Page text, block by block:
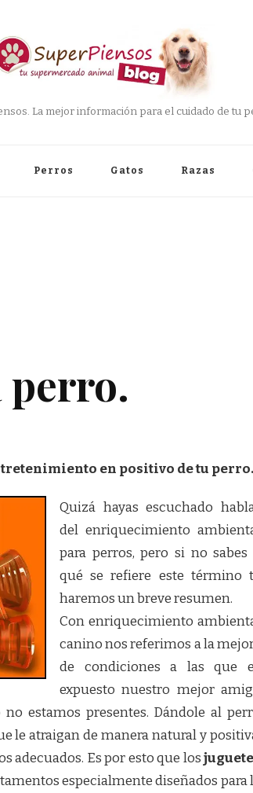
La mejor información para el cuidado de tu
Perros Gatos Razas
en positivo de tu perro.
Quizá hayas escuchado
del enriquecimiento
para perros, pero si no sabes
qué se refiere este término
haremos un breve resumen.
Con enriquecimiento
canino nos referimos a la
de condiciones a las que
expuesto nuestro mejor
estamos presentes. Dándole al
le atraigan de manera natural y
adecuados. Es por esto que los
especialmente diseñados para